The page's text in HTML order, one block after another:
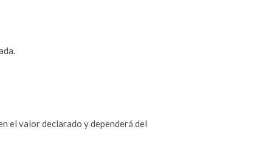
el valor declarado y dependerá del